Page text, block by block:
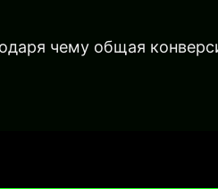
чему общая